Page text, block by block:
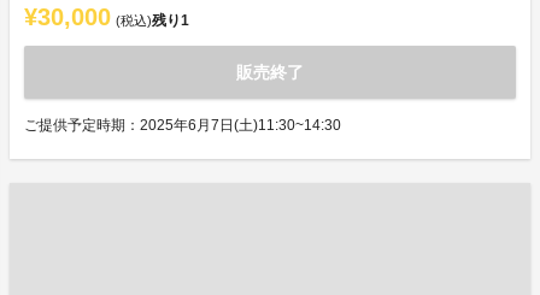
¥30,000 (税込)残り1
販売終了
ご提供予定時期：2025年6月7日(土)11:30~14:30